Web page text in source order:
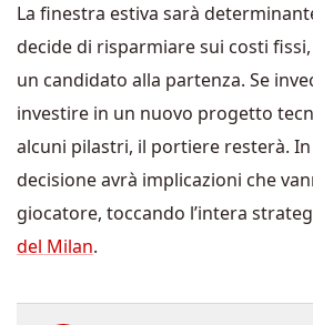
La finestra estiva sarà
decide di risparmiare sui costi
un candidato alla partenza. Se
investire in un nuovo progetto
alcuni pilastri, il portiere resterà.
decisione avrà implicazioni che
giocatore, toccando l’intera
del Milan.